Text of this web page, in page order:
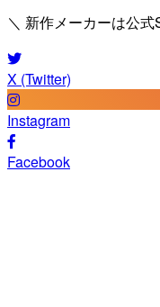
＼ 新作メーカーは公
X (Twitter)
Instagram
Facebook